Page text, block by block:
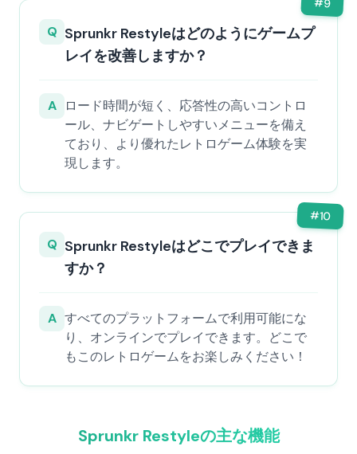
#9
Q Sprunkr Restyleはどのようにゲームプ
レイを改善しますか？
A
ロード時間が短く、応答性の高いコントロ
ール、ナビゲートしやすいメニューを備え
ており、より優れたレトロゲーム体験を実
現します。
#10
Q Sprunkr Restyleはどこでプレイできま
すか？
A すべてのプラットフォームで利用可能にな
り、オンラインでプレイできます。どこで
もこのレトロゲームをお楽しみください！
Sprunkr Restyleの主な機能